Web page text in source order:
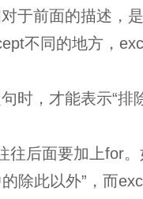
于前面的描述，
不同的地方，
时，才能表示“排
往后面要加上for
除此以外”，而